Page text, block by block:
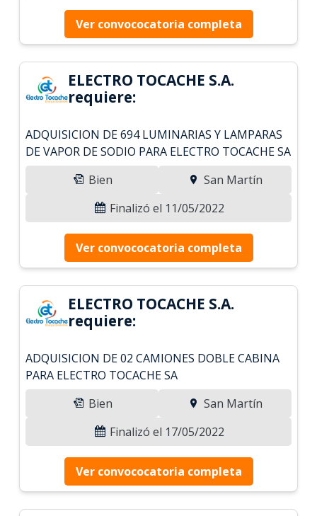
Ver convococatoria completa
ELECTRO TOCACHE S.A.
requiere:
ADQUISICION DE 694 LUMINARIAS Y LAMPARAS
DE VAPOR DE SODIO PARA ELECTRO TOCACHE SA
Bien
San Martín
Finalizó el 11/05/2022
Ver convococatoria completa
ELECTRO TOCACHE S.A.
requiere:
ADQUISICION DE 02 CAMIONES DOBLE CABINA
PARA ELECTRO TOCACHE SA
Bien
San Martín
Finalizó el 17/05/2022
Ver convococatoria completa